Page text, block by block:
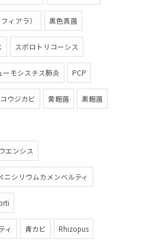
ィアラ） 黒色真菌
スポロトリコーシス
ーモシスチス肺炎 PCP
ウジカビ 黄麹菌 黒麹菌
エンシス
ニシリウムカメンベルティ
ィ 青カビ Rhizopus